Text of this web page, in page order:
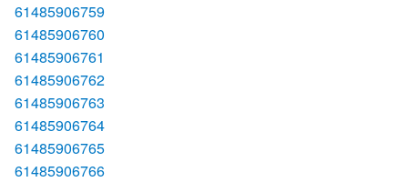
61485906759
61485906760
61485906761
61485906762
61485906763
61485906764
61485906765
61485906766